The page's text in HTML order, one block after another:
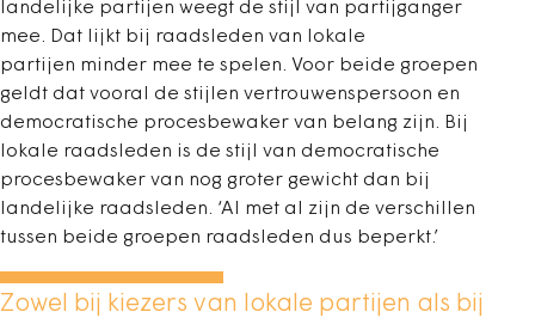
landelijke partijen weegt de stijl van partijganger
mee. Dat lijkt bij raadsleden van lokale
partijen minder mee te spelen. Voor beide groepen
geldt dat vooral de stijlen vertrouwenspersoon en
democratische procesbewaker van belang zijn. Bij
lokale raadsleden is de stijl van democratische
procesbewaker van nog groter gewicht dan bij
landelijke raadsleden. ‘Al met al zijn de verschillen
tussen beide groepen raadsleden dus beperkt.’
Zowel bij kiezers van lokale partijen als bij